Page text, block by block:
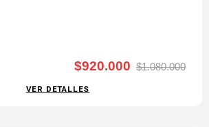
$920.000 $1.080.000
VER DETALLES